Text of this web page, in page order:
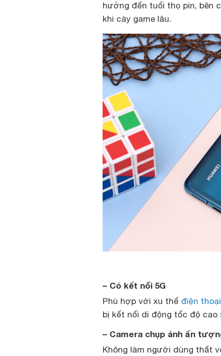
hưởng đến tuổi thọ pin, bên
khi cày game lâu.
– Có kết nối 5G
Phù hợp với xu thế điện
bị kết nối di động tốc độ cao
– Camera chụp ảnh ấn
Không làm người dùng thất